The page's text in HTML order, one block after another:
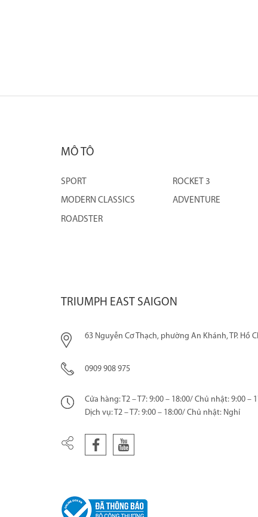
MÔ TÔ
SPORT
ROCKET 3
MODERN CLASSICS
ADVENTURE
ROADSTER
TRIUMPH EAST SAIGON
63 Nguyễn Cơ Thạch, phường An Khánh, TP. Hồ
0909 908 975
Cửa hàng: T2 – T7: 9:00 – 18:00/ Chủ nhật: 9:00 –
Dịch vụ: T2 – T7: 9:00 – 18:00/ Chủ nhật: Nghỉ